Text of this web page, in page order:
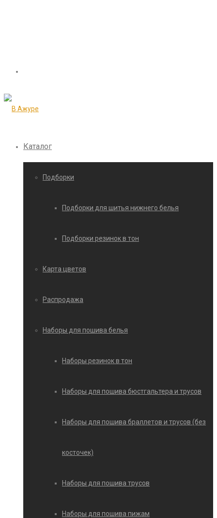
Каталог
Подборки
Подборки для шитья нижнего белья
Подборки резинок в тон
Карта цветов
Распродажа
Наборы для пошива белья
Наборы резинок в тон
Наборы для пошива бюстгальтера и трусов
Наборы для пошива браллетов и трусов (без
косточек)
Наборы для пошива трусов
Наборы для пошива пижам